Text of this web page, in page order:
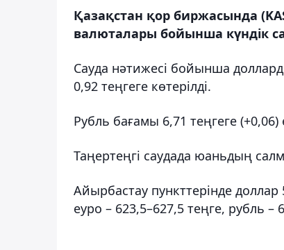
Қазақстан қор биржасында
валюталары бойынша күндік
Сауда нәтижесі бойынша
0,92 теңгеге көтерілді.
Рубль бағамы 6,71 теңгеге (+0,06)
Таңертеңгі саудада юаньдың
Айырбастау пункттерінде
еуро – 623,5–627,5 теңге, рубль –